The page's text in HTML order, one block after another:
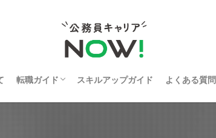
転職ガイド
公務員向け転職サイト・エージェントランキ
ング比較
スキルアップガイド よくある質問